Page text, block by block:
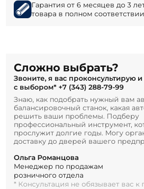
Гарантия от 6 месяцев до 3
товара в полном
Сложно выбрать?
Звоните, я вас проконсультирую
с выбором* +7 (343) 288-79-99
Знаю, как подобрать нужный вам
балансировочный станок, какая
решить ваши проблемы. Подберу
профессиональный инструмент,
прослужит долгие годы. Могу
доставку до дверей вашего
Ольга Романцова
Менеджер по продажам
розничного отдела
* Консультация не обязывает вас к